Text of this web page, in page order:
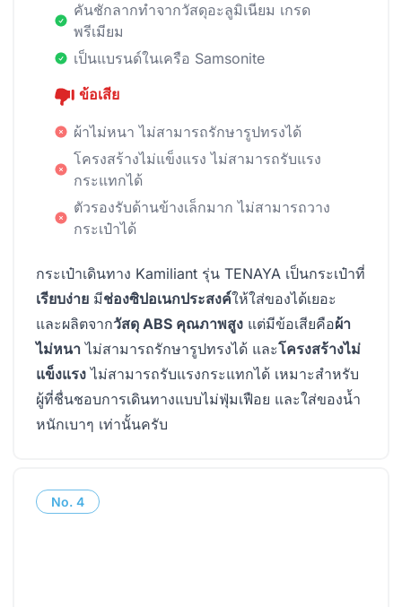
คันชักลากทำจากวัสดุอะลูมิเนียม เกรด
พรีเมียม
เป็นแบรนด์ในเครือ Samsonite
ข้อเสีย
ผ้าไม่หนา ไม่สามารถรักษารูปทรงได้
โครงสร้างไม่แข็งแรง ไม่สามารถรับแรง
กระแทกได้
ตัวรองรับด้านข้างเล็กมาก ไม่สามารถวาง
กระเป๋าได้
กระเป๋าเดินทาง Kamiliant รุ่น TENAYA เป็นกระเป๋าที่
เรียบง่าย มีช่องซิปอเนกประสงค์ให้ใส่ของได้เยอะ
และผลิตจากวัสดุ ABS คุณภาพสูง แต่มีข้อเสียคือผ้า
ไม่หนา ไม่สามารถรักษารูปทรงได้ และโครงสร้างไม่
แข็งแรง ไม่สามารถรับแรงกระแทกได้ เหมาะสำหรับ
ผู้ที่ชื่นชอบการเดินทางแบบไม่ฟุ่มเฟือย และใส่ของน้ำ
หนักเบาๆ เท่านั้นครับ
No. 4